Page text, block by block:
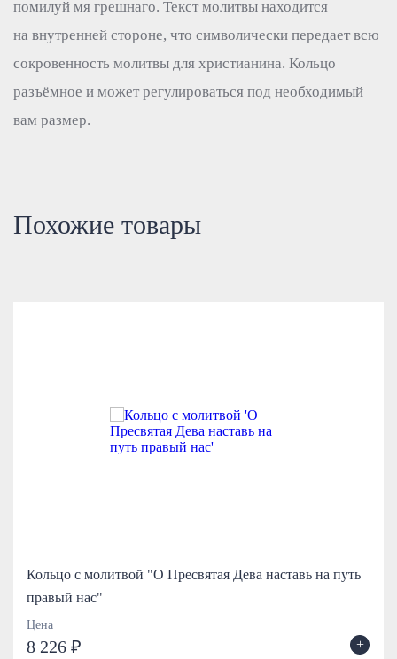
помилуй мя грешнаго. Текст молитвы находится
на внутренней стороне, что символически передает всю
сокровенность молитвы для христианина. Кольцо
разъёмное и может регулироваться под необходимый
вам размер.
Похожие товары
Кольцо с молитвой "О Пресвятая Дева наставь на путь
правый нас"
Цена
8 226 ₽ +